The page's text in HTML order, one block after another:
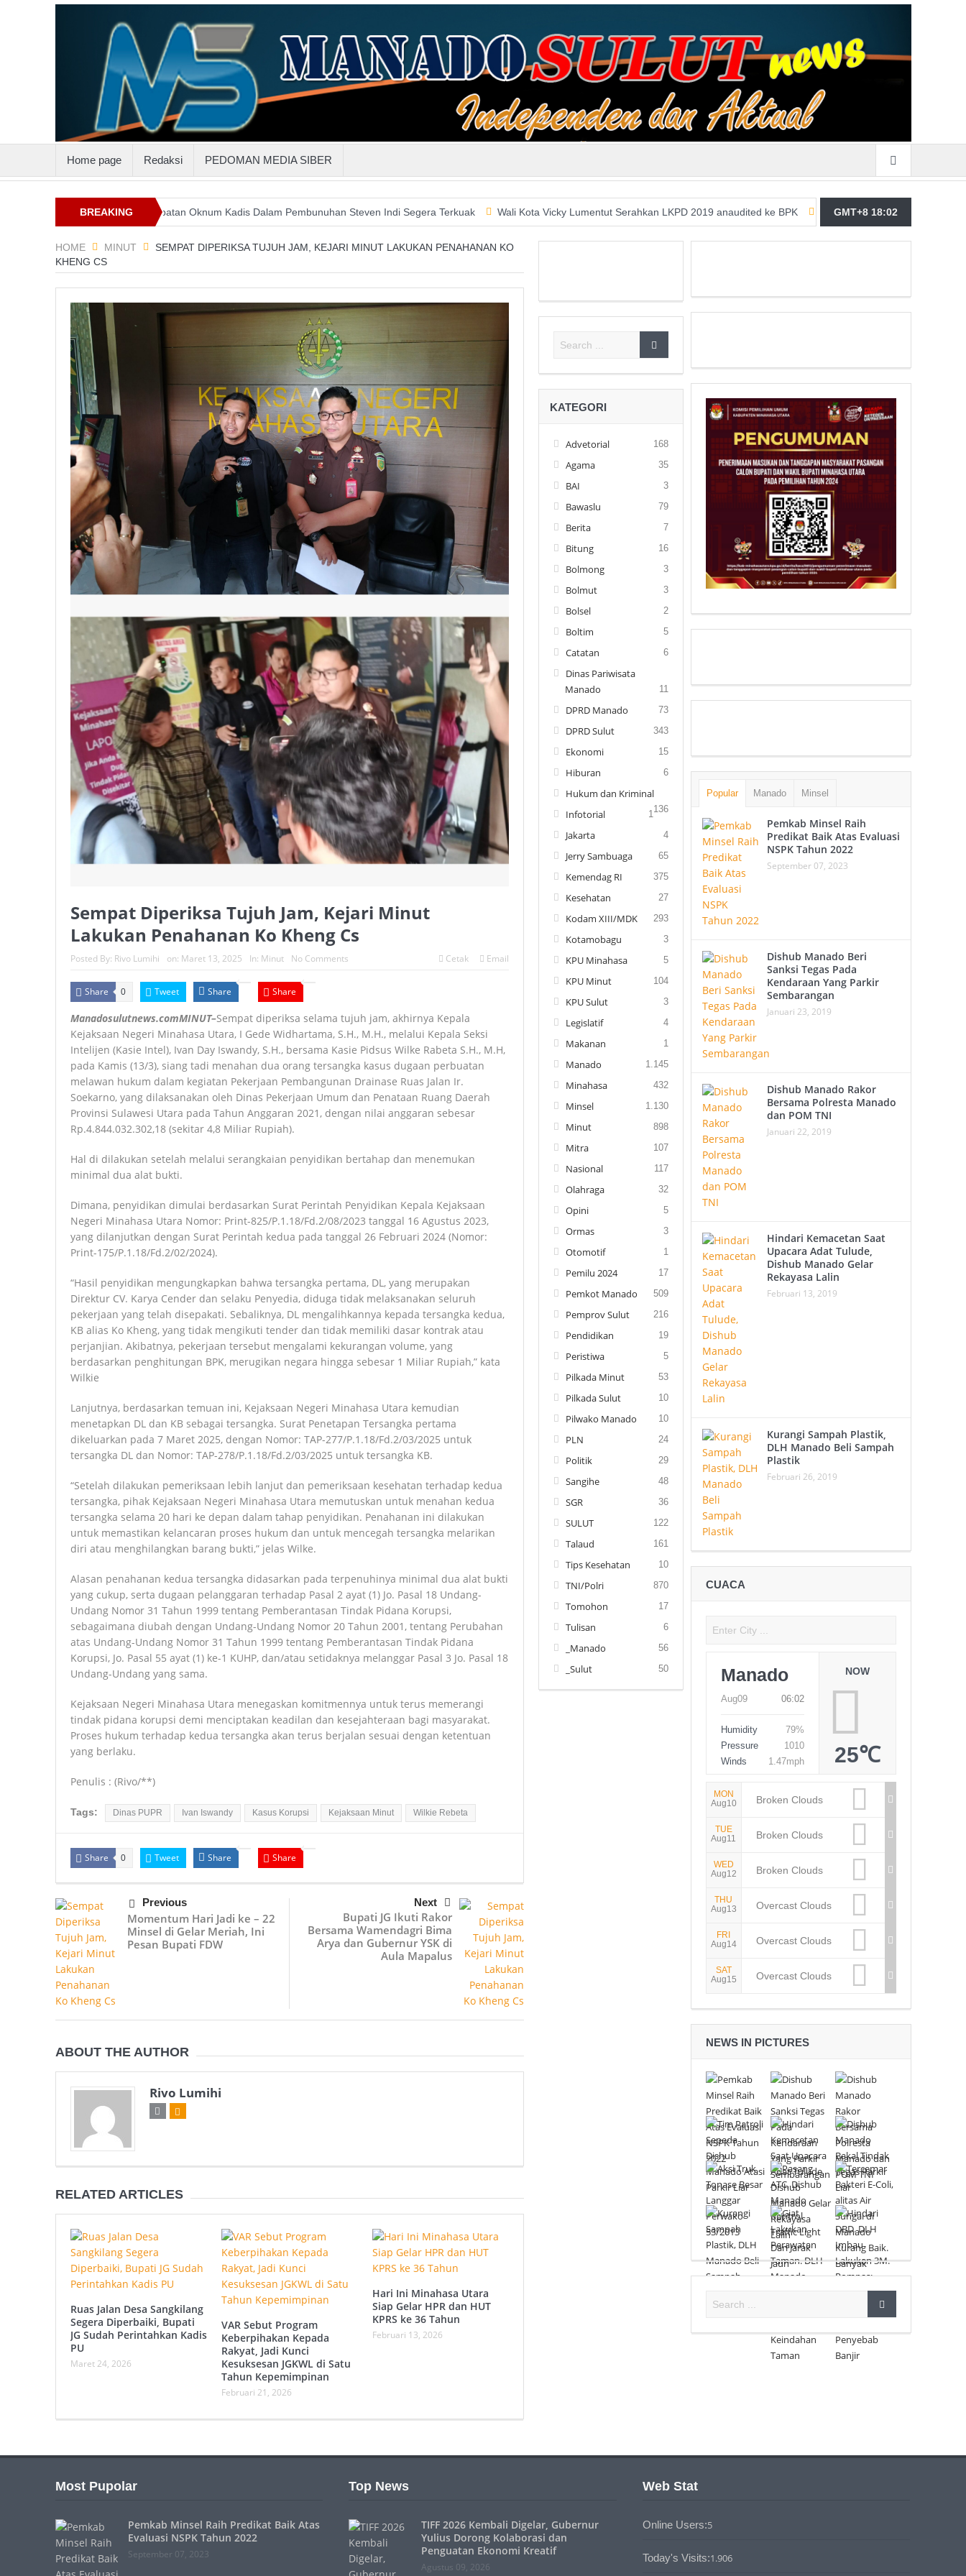
Home page Redaksi PEDOMAN MEDIA SIBER
BREAKING
NEWS
Keterlibatan Oknum Kadis Dalam Pembunuhan Steven Indi Segera Terkuak Wali Kota Vicky Lumentut Serahkan LKPD 2019 anaudited ke BPK Merasa Terpangil, GMBI Wilter Sulut Siap
GMT+8 18:02
HOME MINUT
SEMPAT DIPERIKSA TUJUH JAM, KEJARI MINUT LAKUKAN PENAHANAN KO
KHENG CS
Sempat Diperiksa Tujuh Jam, Kejari Minut
Lakukan Penahanan Ko Kheng Cs
Posted By: Rivo Lumihi on: Maret 13, 2025 In: Minut No Comments Cetak Email
Share 0 Tweet Share Share
Manadosulutnews.comMINUT–Sempat diperiksa selama tujuh jam, akhirnya Kepala
Kejaksaan Negeri Minahasa Utara, I Gede Widhartama, S.H., M.H., melalui Kepala Seksi
Intelijen (Kasie Intel), Ivan Day Iswandy, S.H., bersama Kasie Pidsus Wilke Rabeta S.H., M.H,
pada Kamis (13/3), siang tadi menahan dua orang tersangka kasus dugaan perbuatan
melawan hukum dalam kegiatan Pekerjaan Pembangunan Drainase Ruas Jalan Ir.
Soekarno, yang dilaksanakan oleh Dinas Pekerjaan Umum dan Penataan Ruang Daerah
Provinsi Sulawesi Utara pada Tahun Anggaran 2021, dengan nilai anggaran sebesar
Rp.4.844.032.302,18 (sekitar 4,8 Miliar Rupiah).
Hal di dilakukan setelah melalui serangkaian penyidikan bertahap dan menemukan
minimal dua alat bukti.
Dimana, penyidikan dimulai berdasarkan Surat Perintah Penyidikan Kepala Kejaksaan
Negeri Minahasa Utara Nomor: Print-825/P.1.18/Fd.2/08/2023 tanggal 16 Agustus 2023,
yang dilanjutkan dengan Surat Perintah kedua pada tanggal 26 Februari 2024 (Nomor:
Print-175/P.1.18/Fd.2/02/2024).
“Hasil penyidikan mengungkapkan bahwa tersangka pertama, DL, yang merupakan
Direktur CV. Karya Cender dan selaku Penyedia, diduga tidak melaksanakan seluruh
pekerjaan yang telah disepakati. Sebaliknya, DL mengalihkannya kepada tersangka kedua,
KB alias Ko Kheng, yang tidak mengikuti tender dan tidak memiliki dasar kontrak atau
perjanjian. Akibatnya, pekerjaan tersebut mengalami kekurangan volume, yang
berdasarkan penghitungan BPK, merugikan negara hingga sebesar 1 Miliar Rupiah,” kata
Wilkie
Lanjutnya, berdasarkan temuan ini, Kejaksaan Negeri Minahasa Utara kemudian
menetapkan DL dan KB sebagai tersangka. Surat Penetapan Tersangka pertama
dikeluarkan pada 7 Maret 2025, dengan Nomor: TAP-277/P.1.18/Fd.2/03/2025 untuk
tersangka DL dan Nomor: TAP-278/P.1.18/Fd.2/03/2025 untuk tersangka KB.
“Setelah dilakukan pemeriksaan lebih lanjut dan pemeriksaan kesehatan terhadap kedua
tersangka, pihak Kejaksaan Negeri Minahasa Utara memutuskan untuk menahan kedua
tersangka selama 20 hari ke depan dalam tahap penyidikan. Penahanan ini dilakukan
untuk memastikan kelancaran proses hukum dan untuk mencegah tersangka melarikan
diri atau menghilangkan barang bukti,” jelas Wilke.
Alasan penahanan kedua tersangka didasarkan pada terpenuhinya minimal dua alat bukti
yang cukup, serta dugaan pelanggaran terhadap Pasal 2 ayat (1) Jo. Pasal 18 Undang-
Undang Nomor 31 Tahun 1999 tentang Pemberantasan Tindak Pidana Korupsi,
sebagaimana diubah dengan Undang-Undang Nomor 20 Tahun 2001, tentang Perubahan
atas Undang-Undang Nomor 31 Tahun 1999 tentang Pemberantasan Tindak Pidana
Korupsi, Jo. Pasal 55 ayat (1) ke-1 KUHP, dan/atau setidaknya melanggar Pasal 3 Jo. Pasal 18
Undang-Undang yang sama.
Kejaksaan Negeri Minahasa Utara menegaskan komitmennya untuk terus memerangi
tindak pidana korupsi demi menciptakan keadilan dan kesejahteraan bagi masyarakat.
Proses hukum terhadap kedua tersangka akan terus berjalan sesuai dengan ketentuan
yang berlaku.
Penulis : (Rivo/**)
Tags: Dinas PUPR Ivan Iswandy Kasus Korupsi Kejaksaan Minut Wilkie Rebeta
Share 0 Tweet Share Share
Previous
Momentum Hari Jadi ke – 22
Minsel di Gelar Meriah, Ini
Pesan Bupati FDW
Next
Bupati JG Ikuti Rakor
Bersama Wamendagri Bima
Arya dan Gubernur YSK di
Aula Mapalus
ABOUT THE AUTHOR
Rivo Lumihi
RELATED ARTICLES
Ruas Jalan Desa Sangkilang
Segera Diperbaiki, Bupati
JG Sudah Perintahkan Kadis
PU
Maret 24, 2026
VAR Sebut Program
Keberpihakan Kepada
Rakyat, Jadi Kunci
Kesuksesan JGKWL di Satu
Tahun Kepemimpinan
Februari 21, 2026
Hari Ini Minahasa Utara
Siap Gelar HPR dan HUT
KPRS ke 36 Tahun ‎
Februari 13, 2026
KATEGORI
Advetorial 168
Agama 35
BAI 3
Bawaslu 79
Berita 7
Bitung 16
Bolmong 3
Bolmut 3
Bolsel 2
Boltim 5
Catatan 6
Dinas Pariwisata
Manado
11
DPRD Manado 73
DPRD Sulut 343
Ekonomi 15
Hiburan 6
Hukum dan Kriminal
136
Infotorial 1
Jakarta 4
Jerry Sambuaga 65
Kemendag RI 375
Kesehatan 27
Kodam XIII/MDK 293
Kotamobagu 3
KPU Minahasa 5
KPU Minut 104
KPU Sulut 3
Legislatif 4
Makanan 1
Manado 1.145
Minahasa 432
Minsel 1.130
Minut 898
Mitra 107
Nasional 117
Olahraga 32
Opini 5
Ormas 3
Otomotif 1
Pemilu 2024 17
Pemkot Manado 509
Pemprov Sulut 216
Pendidikan 19
Peristiwa 5
Pilkada Minut 53
Pilkada Sulut 10
Pilwako Manado 10
PLN 24
Politik 29
Sangihe 48
SGR 36
SULUT 122
Talaud 161
Tips Kesehatan 10
TNI/Polri 870
Tomohon 17
Tulisan 6
_Manado 56
_Sulut 50
Popular Manado Minsel
Pemkab Minsel Raih
Predikat Baik Atas Evaluasi
NSPK Tahun 2022
September 07, 2023
Dishub Manado Beri
Sanksi Tegas Pada
Kendaraan Yang Parkir
Sembarangan
Januari 23, 2019
Dishub Manado Rakor
Bersama Polresta Manado
dan POM TNI
Januari 22, 2019
Hindari Kemacetan Saat
Upacara Adat Tulude,
Dishub Manado Gelar
Rekayasa Lalin
Februari 13, 2019
Kurangi Sampah Plastik,
DLH Manado Beli Sampah
Plastik
Februari 26, 2019
CUACA
Manado
Aug09 06:02
Humidity
79%
Pressure
1010
Winds
1.47mph
NOW
25℃
MON
Aug10
Broken Clouds
TUE
Aug11
Broken Clouds
WED
Aug12
Broken Clouds
THU
Aug13
Overcast Clouds
FRI
Aug14
Overcast Clouds
SAT
Aug15
Overcast Clouds
NEWS IN PICTURES
Most Pupolar
Pemkab Minsel Raih Predikat Baik Atas
Evaluasi NSPK Tahun 2022
September 07, 2023
Top News
TIFF 2026 Kembali Digelar, Gubernur
Yulius Dorong Kolaborasi dan
Penguatan Ekonomi Kreatif
Agustus 09, 2026
Web Stat
Online Users:5
Today's Visits:1.906